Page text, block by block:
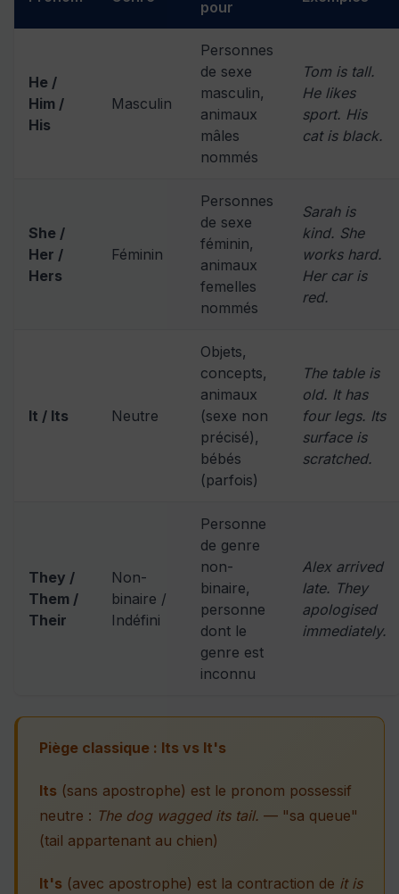
pour
He /
Him /
His
Masculin
Personnes
de sexe
masculin,
animaux
mâles
nommés
Tom is tall.
He likes
sport. His
cat is black.
She /
Her /
Hers
Féminin
Personnes
de sexe
féminin,
animaux
femelles
nommés
Sarah is
kind. She
works hard.
Her car is
red.
It / Its Neutre
Objets,
concepts,
animaux
(sexe non
précisé),
bébés
(parfois)
The table is
old. It has
four legs. Its
surface is
scratched.
They /
Them /
Their
Non-
binaire /
Indéfini
Personne
de genre
non-
binaire,
personne
dont le
genre est
inconnu
Alex arrived
late. They
apologised
immediately.
Piège classique : Its vs It's
Its (sans apostrophe) est le pronom possessif
neutre : The dog wagged its tail. — "sa queue"
(tail appartenant au chien)
It's (avec apostrophe) est la contraction de it is